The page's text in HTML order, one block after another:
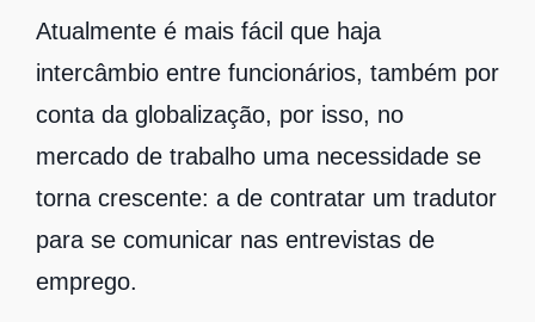
Atualmente é mais fácil que haja
intercâmbio entre funcionários, também por
conta da globalização, por isso, no
mercado de trabalho uma necessidade se
torna crescente: a de contratar um tradutor
para se comunicar nas entrevistas de
emprego.